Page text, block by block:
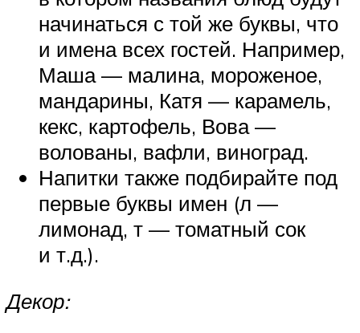
начинаться с той же буквы, что
и имена всех гостей. Например,
Маша — малина, мороженое,
мандарины, Катя — карамель,
кекс, картофель, Вова —
волованы, вафли, виноград.
Напитки также подбирайте под
первые буквы имен (л —
лимонад, т — томатный сок
и т.д.).
Декор: